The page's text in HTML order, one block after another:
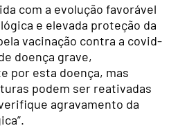
com a evolução favorável
e elevada proteção da
vacinação contra a covid-
doença grave,
por esta doença, mas
podem ser reativadas
agravamento da